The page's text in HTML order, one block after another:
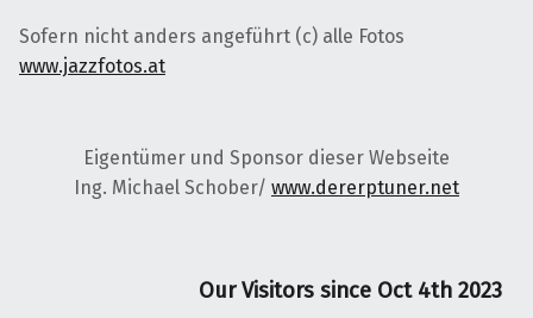
Sofern nicht anders angeführt (c) alle Fotos
www.jazzfotos.at
Eigentümer und Sponsor dieser Webseite
Ing. Michael Schober/ www.dererptuner.net
Our Visitors since Oct 4th 2023